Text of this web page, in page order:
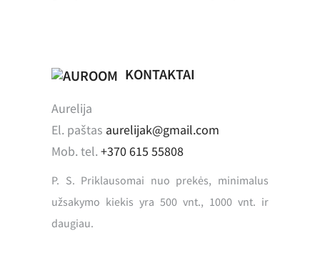
KONTAKTAI
Aurelija
El. paštas aurelijak@gmail.com
Mob. tel.+370 615 55808
P. S. Priklausomai nuo prekės, minimalus
užsakymo kiekis yra 500 vnt., 1000 vnt. ir
daugiau.